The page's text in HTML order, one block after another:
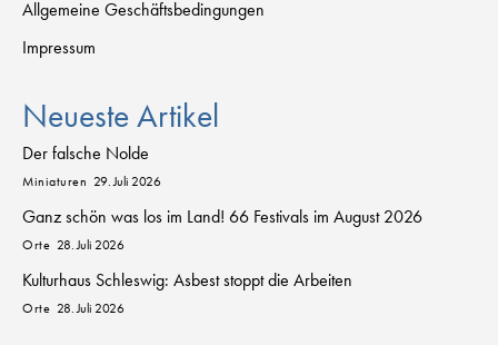
Allgemeine Geschäftsbedingungen
Impressum
Neueste Artikel
Der falsche Nolde
Miniaturen 29. Juli 2026
Ganz schön was los im Land! 66 Festivals im August 2026
Orte 28. Juli 2026
Kulturhaus Schleswig: Asbest stoppt die Arbeiten
Orte 28. Juli 2026